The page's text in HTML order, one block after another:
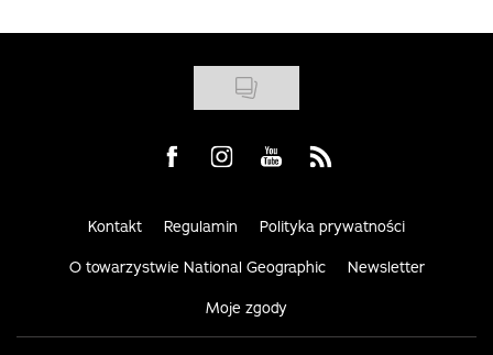
Visit us on Facebook
Visit us on Instagram
Visit us on Youtube
Visit us on Rss
Kontakt Regulamin Polityka prywatności
O towarzystwie National Geographic Newsletter
Moje zgody